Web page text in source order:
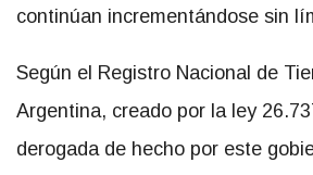
continúan incrementándose sin
Según el Registro Nacional de
Argentina, creado por la ley
derogada de hecho por este